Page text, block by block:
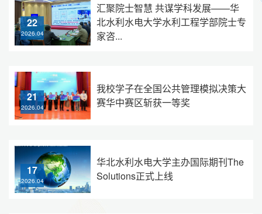
22
2026.04
汇聚院士智慧 共谋学科发展——华
北水利水电大学水利工程学部院士专
家咨...
21
2026.04
我校学子在全国公共管理模拟决策大
赛华中赛区斩获一等奖
17
2026.04
华北水利水电大学主办国际期刊The
Solutions正式上线